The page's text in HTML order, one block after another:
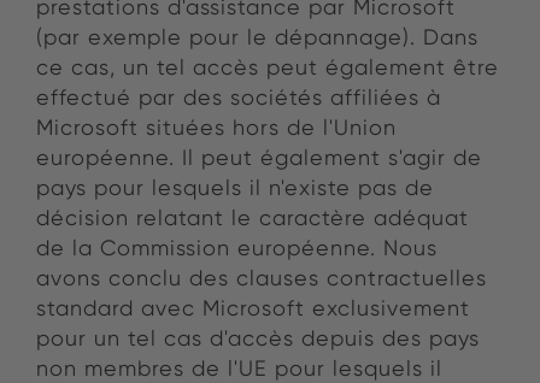
prestations d'assistance par Microsoft
(par exemple pour le dépannage). Dans
ce cas, un tel accès peut également être
effectué par des sociétés affiliées à
Microsoft situées hors de l'Union
européenne. Il peut également s'agir de
pays pour lesquels il n'existe pas de
décision relatant le caractère adéquat
de la Commission européenne. Nous
avons conclu des clauses contractuelles
standard avec Microsoft exclusivement
pour un tel cas d'accès depuis des pays
non membres de l'UE pour lesquels il